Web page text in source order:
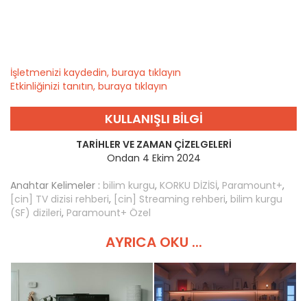
İşletmenizi kaydedin, buraya tıklayın
Etkinliğinizi tanıtın, buraya tıklayın
KULLANIŞLI BILGI
TARIHLER VE ZAMAN ÇIZELGELERI
Ondan 4 Ekim 2024
Anahtar Kelimeler : bilim kurgu, KORKU DİZİSİ, Paramount+,
[cin] TV dizisi rehberi, [cin] Streaming rehberi, bilim kurgu
(SF) dizileri, Paramount+ Özel
AYRICA OKU ...